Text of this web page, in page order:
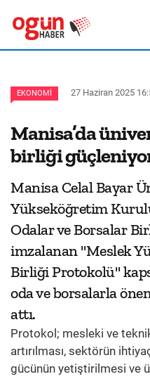
EKONOMI 27 Haziran 2025
Manisa’da
birliği
Manisa Celal Bayar
Yükseköğretim
Odalar ve Borsalar
imzalanan "Meslek
Birliği Protokolü"
oda ve borsalarla
attı.
Protokol; mesleki ve
artırılması, sektörün
gücünün yetiştirilmesi ve